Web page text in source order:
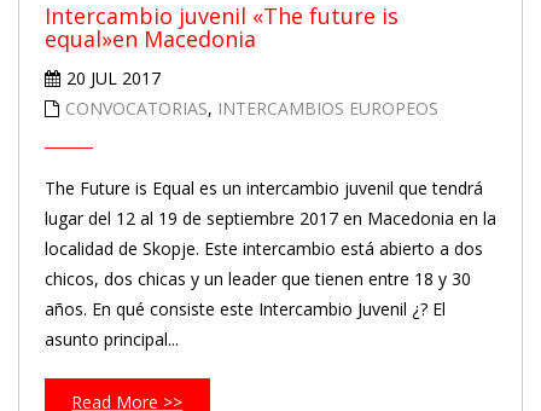
Intercambio juvenil «The future is
equal»en Macedonia
20 JUL 2017
CONVOCATORIAS, INTERCAMBIOS EUROPEOS
The Future is Equal es un intercambio juvenil que tendrá
lugar del 12 al 19 de septiembre 2017 en Macedonia en la
localidad de Skopje. Este intercambio está abierto a dos
chicos, dos chicas y un leader que tienen entre 18 y 30
años. En qué consiste este Intercambio Juvenil ¿? El
asunto principal...
Read More >>